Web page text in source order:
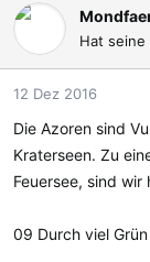
k
n
e
n
Hat
12 Dez 2016
Die Azoren sind
Kraterseen. Zu
Feuersee, sind
09 Durch viel